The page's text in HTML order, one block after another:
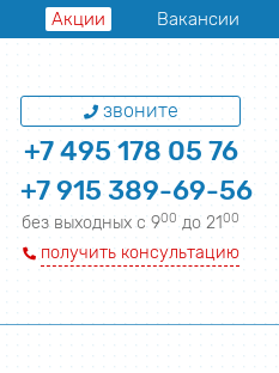
Акции Вакансии
звоните
+7 495 178 05 76
+7 915 389-69-56
без выходных с 900до 2100
получить консультацию